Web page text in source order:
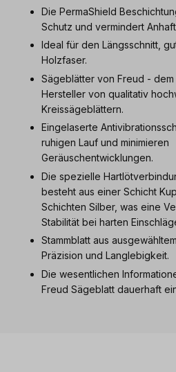
Die PermaShield
Schutz und vermindert
Ideal für den Längsschnitt,
Holzfaser.
Sägeblätter von Freud -
Hersteller von qualitativ
Kreissägeblättern.
Eingelaserte
ruhigen Lauf und minimieren
Geräuschentwicklungen.
Die spezielle
besteht aus einer Schicht
Schichten Silber, was eine
Stabilität bei harten
Stammblatt aus
Präzision und Langlebigkeit.
Die wesentlichen
Freud Sägeblatt dauerhaft